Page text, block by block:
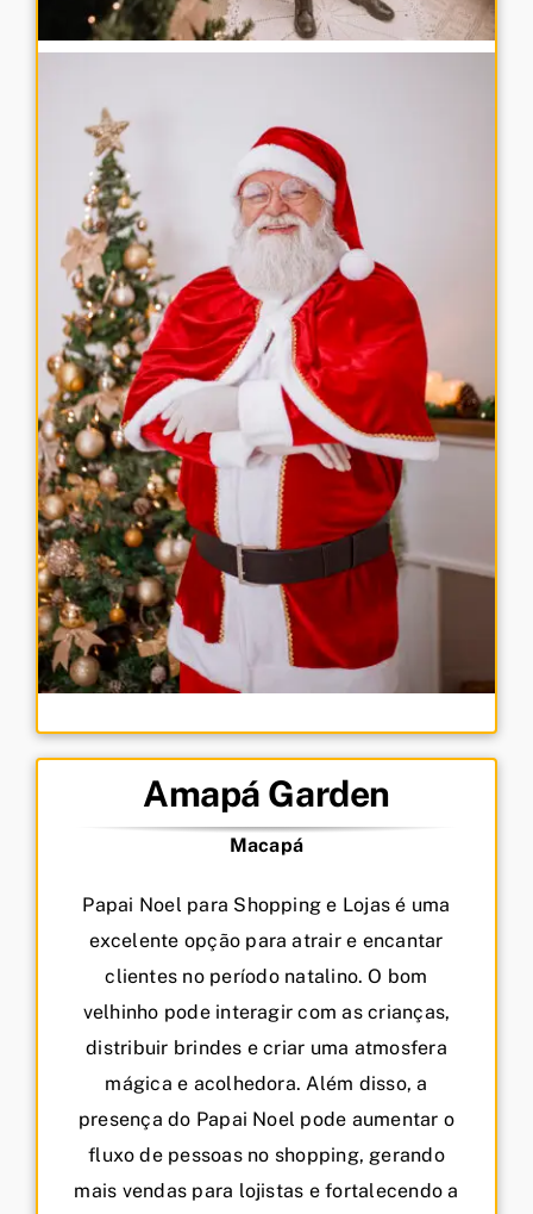
Amapá Garden
Macapá
Papai Noel para Shopping e Lojas é uma
excelente opção para atrair e encantar
clientes no período natalino. O bom
velhinho pode interagir com as crianças,
distribuir brindes e criar uma atmosfera
mágica e acolhedora. Além disso, a
presença do Papai Noel pode aumentar o
fluxo de pessoas no shopping, gerando
mais vendas para lojistas e fortalecendo a